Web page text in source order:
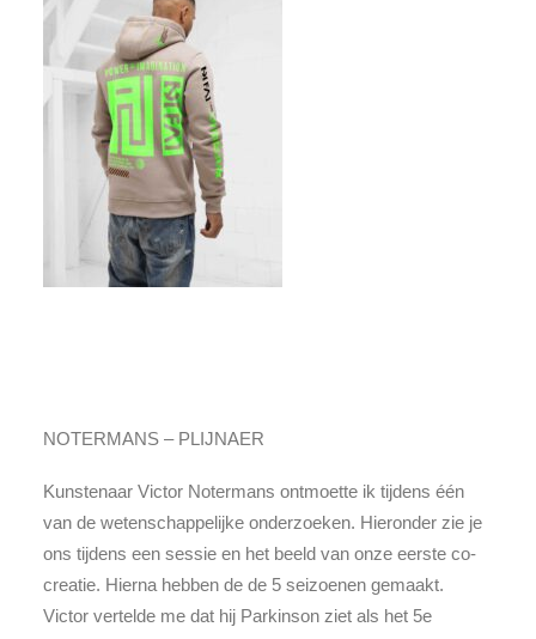
NOTERMANS – PLIJNAER
Kunstenaar Victor Notermans ontmoette ik tijdens één
van de wetenschappelijke onderzoeken. Hieronder zie je
ons tijdens een sessie en het beeld van onze eerste co-
creatie. Hierna hebben de de 5 seizoenen gemaakt.
Victor vertelde me dat hij Parkinson ziet als het 5e